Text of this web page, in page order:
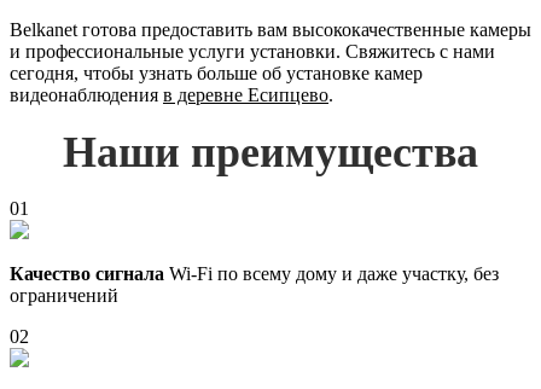
Belkanet готова предоставить вам высококачественные камеры
и профессиональные услуги установки. Свяжитесь с нами
сегодня, чтобы узнать больше об установке камер
видеонаблюдения в деревне Есипцево.
Наши преимущества
01
Качество сигнала Wi-Fi по всему дому и даже участку, без
ограничений
02